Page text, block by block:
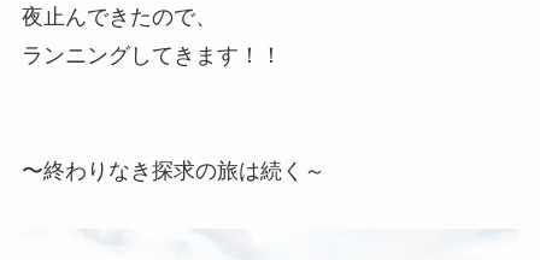
夜止んできたので、
ランニングしてきます！！
〜終わりなき探求の旅は続く～